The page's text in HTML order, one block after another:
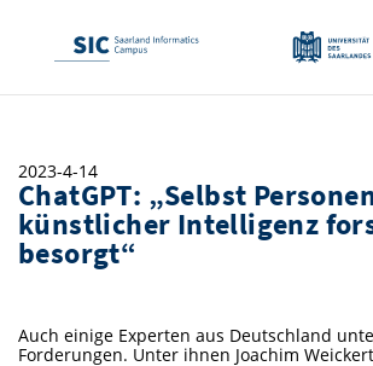
Interessierte & BewerberInnen
Studienangebot
10 Gründe für den SIC
Studierende
Forschung
Institute & Forschungsthemen
Wirtschaft
2023-4-14
ChatGPT: „Selbst
künstlicher Intelligenz
besorgt“
Auch einige Experten aus Deutschland
Forderungen. Unter ihnen Joachim